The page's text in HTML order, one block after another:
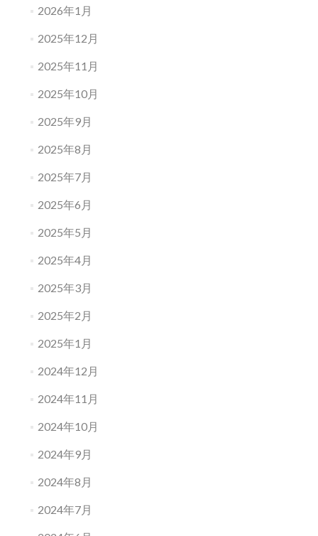
2026年1月
2025年12月
2025年11月
2025年10月
2025年9月
2025年8月
2025年7月
2025年6月
2025年5月
2025年4月
2025年3月
2025年2月
2025年1月
2024年12月
2024年11月
2024年10月
2024年9月
2024年8月
2024年7月